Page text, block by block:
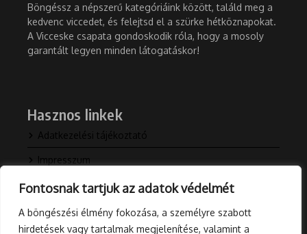
Fontosnak tartjuk az adatok védelmét
A böngészési élmény fokozása, a személyre szabott
hirdetések vagy tartalmak megjelenítése, valamint a
Böngéssz a népszerű kategóriáink között, találd meg a
kedvenc viccedet, és felejtsd el a szürke hétköznapokat.
A Vicceske csapata gondoskodik róla, hogy a mosoly
garantált legyen minden látogatáskor!
Hasznos linkek
Adatkezelési tájékoztató
Impresszum
Kapcsolat
Rólunk